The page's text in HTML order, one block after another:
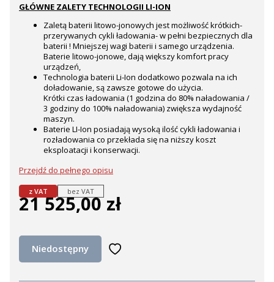
GŁÓWNE ZALETY TECHNOLOGII LI-ION
Zaletą baterii litowo-jonowych jest możliwość krótkich-
przerywanych cykli ładowania- w pełni bezpiecznych dla
baterii ! Mniejszej wagi baterii i samego urządzenia.
Baterie litowo-jonowe, dają większy komfort pracy
urządzeń,
Technologia baterii Li-Ion dodatkowo pozwala na ich
doładowanie, są zawsze gotowe do użycia.
Krótki czas ładowania (1 godzina do 80% naładowania /
3 godziny do 100% naładowania) zwiększa wydajność
maszyn.
Baterie LI-Ion posiadają wysoką ilość cykli ładowania i
rozładowania co przekłada się na niższy koszt
eksploatacji i konserwacji.
Przejdź do pełnego opisu
z VAT bez VAT
Cena
21 525,00 zł
Niedostępny